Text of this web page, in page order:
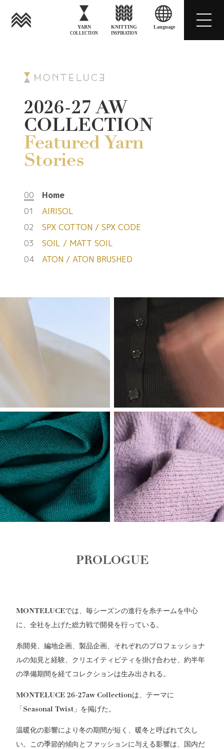
YARN
COLLECTION
KNITTING
INSPIRATION
Language
2026-27 AW
COLLECTION
Featured Yarn
Stories
00
Home
01
AIRISOL
02
SPX COTTON / SPX CODE
03
SOIL / MATT SOIL
04
ATON / ATON BRUSHED
PROLOGUE
MONTELUCEでは、毎シーズンの進行を糸チームを中心
に、全社を上げた総力戦で開発を行っている。
糸開発、編地企画、製品企画、それぞれのプロフェッショナ
ルの知見と経験、クリエイティビティを掛け合わせ、約半年
の準備期間を経てコレクションは生み出される。
MONTELUCE 26-27aw Collectionは、テーマに
「Seasonal Twist」を掲げた。
温暖化の影響により冬の期間が短く、暖冬と呼ばれて久し
い。この季節的傾向とファッションに与える影響は、国内だ